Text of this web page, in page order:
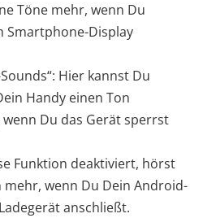
Töne mehr, wenn Du
Smartphone-Display
Hier kannst Du
Handy einen Ton
Du das Gerät sperrst
Funktion deaktiviert, hörst
mehr, wenn Du Dein Android-
anschließt.